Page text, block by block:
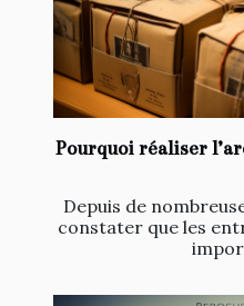
Pourquoi réaliser
Depuis de
constater que les